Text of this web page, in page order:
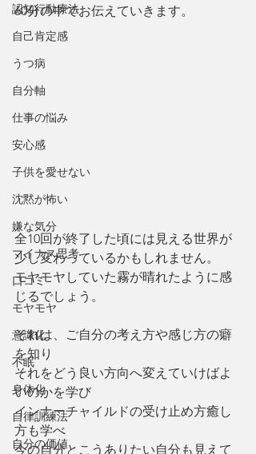
認知行動療法
自己肯定感
うつ病
自分軸
仕事の悩み
安心感
子供を愛せない
沈黙が怖い
嫌な気分
マイナス思考
口コミ
モヤモヤ
意識化
不眠
身体化
自律訓練法
自分の価値
60分の中でお伝えていきます。
全10回が終了した頃には見える世界が
少し変わっているかもしれません。
モヤモヤしていた霧が晴れたように感
じるでしょう。
それは、ご自分の考え方や感じ方の癖
を知り
それをどう良い方向へ変えていけばよ
いのかを学び
インナーチャイルドの受け止め方癒し
方も学べ
今の自分とこうありたい自分も見えて